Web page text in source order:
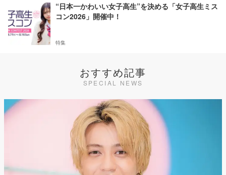
“日本一かわいい女子高生”を決める「女子高生ミス
コン2026」開催中！
特集
おすすめ記事
SPECIAL NEWS